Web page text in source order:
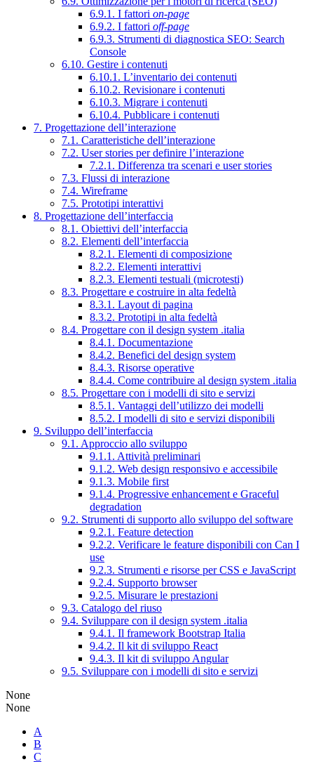
6.9.1. I fattori on-page
6.9.2. I fattori off-page
6.9.3. Strumenti di diagnostica SEO: Search
Console
6.10. Gestire i contenuti
6.10.1. L’inventario dei contenuti
6.10.2. Revisionare i contenuti
6.10.3. Migrare i contenuti
6.10.4. Pubblicare i contenuti
7. Progettazione dell’interazione
7.1. Caratteristiche dell’interazione
7.2. User stories per definire l’interazione
7.2.1. Differenza tra scenari e user stories
7.3. Flussi di interazione
7.4. Wireframe
7.5. Prototipi interattivi
8. Progettazione dell’interfaccia
8.1. Obiettivi dell’interfaccia
8.2. Elementi dell’interfaccia
8.2.1. Elementi di composizione
8.2.2. Elementi interattivi
8.2.3. Elementi testuali (microtesti)
8.3. Progettare e costruire in alta fedeltà
8.3.1. Layout di pagina
8.3.2. Prototipi in alta fedeltà
8.4. Progettare con il design system .italia
8.4.1. Documentazione
8.4.2. Benefici del design system
8.4.3. Risorse operative
8.4.4. Come contribuire al design system .italia
8.5. Progettare con i modelli di sito e servizi
8.5.1. Vantaggi dell’utilizzo dei modelli
8.5.2. I modelli di sito e servizi disponibili
9. Sviluppo dell’interfaccia
9.1. Approccio allo sviluppo
9.1.1. Attività preliminari
9.1.2. Web design responsivo e accessibile
9.1.3. Mobile first
9.1.4. Progressive enhancement e Graceful
degradation
9.2. Strumenti di supporto allo sviluppo del software
9.2.1. Feature detection
9.2.2. Verificare le feature disponibili con Can I
use
9.2.3. Strumenti e risorse per CSS e JavaScript
9.2.4. Supporto browser
9.2.5. Misurare le prestazioni
9.3. Catalogo del riuso
9.4. Sviluppare con il design system .italia
9.4.1. Il framework Bootstrap Italia
9.4.2. Il kit di sviluppo React
9.4.3. Il kit di sviluppo Angular
9.5. Sviluppare con i modelli di sito e servizi
None
None
A
B
C